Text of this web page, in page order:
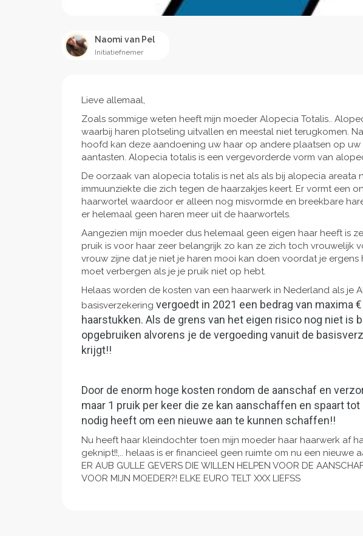
Naomi van Pel
Initiatiefnemer
Lieve allemaal,
Zoals sommige weten heeft mijn moeder Alopecia Totalis..
waarbij haren plotseling uitvallen en meestal niet terugkomen.
hoofd kan deze aandoening uw haar op andere plaatsen op uw
aantasten. Alopecia totalis is een vergevorderde vorm van
De oorzaak van alopecia totalis is net als als bij alopecia areata
immuunziekte die zich tegen de haarzakjes keert. Er vormt een
haarwortel waardoor er alleen nog misvormde en breekbare
er helemaal geen haren meer uit de haarwortels.
Aangezien mijn moeder dus helemaal geen eigen haar heeft is
pruik is voor haar zeer belangrijk zo kan ze zich toch vrouwelijk
vrouw zijne dat je niet je haren mooi kan doen voordat je ergens
moet verbergen als je je pruik niet op hebt.
Helaas worden de kosten van een haarwerk in Nederland als je
basisverzekering vergoedt in 2021 een bedrag van maxima
haarstukken. Als de grens van het eigen risico nog niet is
opgebruiken alvorens je de vergoeding vanuit de
krijgt!!
Door de enorm hoge kosten rondom de aanschaf en
maar 1 pruik per keer die ze kan aanschaffen en spaart
nodig heeft om een nieuwe aan te kunnen schaffen!!
Nu heeft haar kleindochter toen mijn moeder haar haarwerk af
geknipt!!,.. helaas is er financieel geen ruimte om nu een nieuwe
ER AUB GULLE GEVERS DIE WILLEN HELPEN VOOR DE
VOOR MIJN MOEDER?! ELKE EURO TELT XXX LIEFSS